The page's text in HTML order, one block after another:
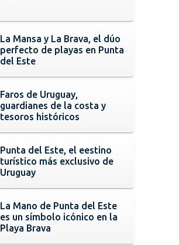
La Mansa y La Brava, el dúo
perfecto de playas en Punta
del Este
Faros de Uruguay,
guardianes de la costa y
tesoros históricos
Punta del Este, el eestino
turístico más exclusivo de
Uruguay
La Mano de Punta del Este
es un símbolo icónico en la
Playa Brava